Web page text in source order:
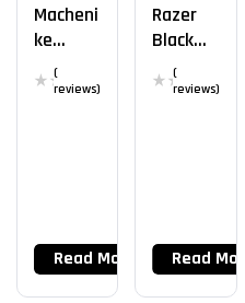
Macheni
Ke
K500W
Wireles
(
reviews)
Read More
Razer
BlackWi
Dow V4
X –
(
reviews)
Read More